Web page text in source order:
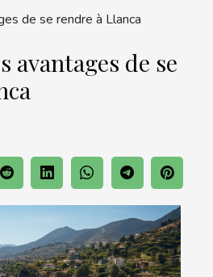
de se rendre à Llanca
avantages de se